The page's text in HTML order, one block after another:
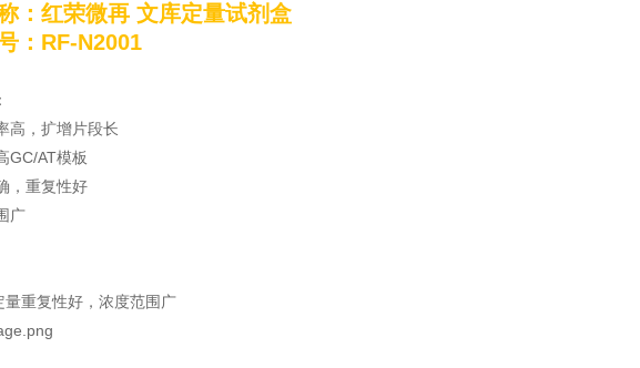
： 红荣微再 文库定量试剂盒
：RF-N2001
高，扩增片段长
GC/AT模板
，重复性好
广
量重复性好，浓度范围广